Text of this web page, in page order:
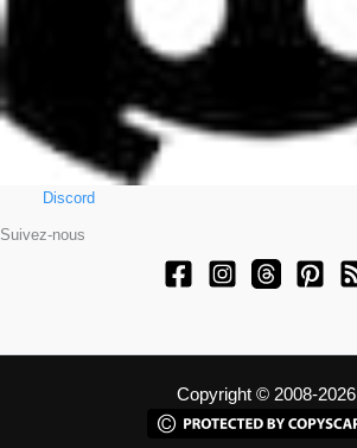
Discord
Suivez-nous
Copyright © 2008-2026